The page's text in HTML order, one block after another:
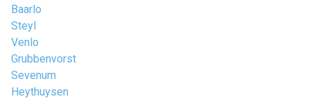
Baarlo
Steyl
Venlo
Grubbenvorst
Sevenum
Heythuysen